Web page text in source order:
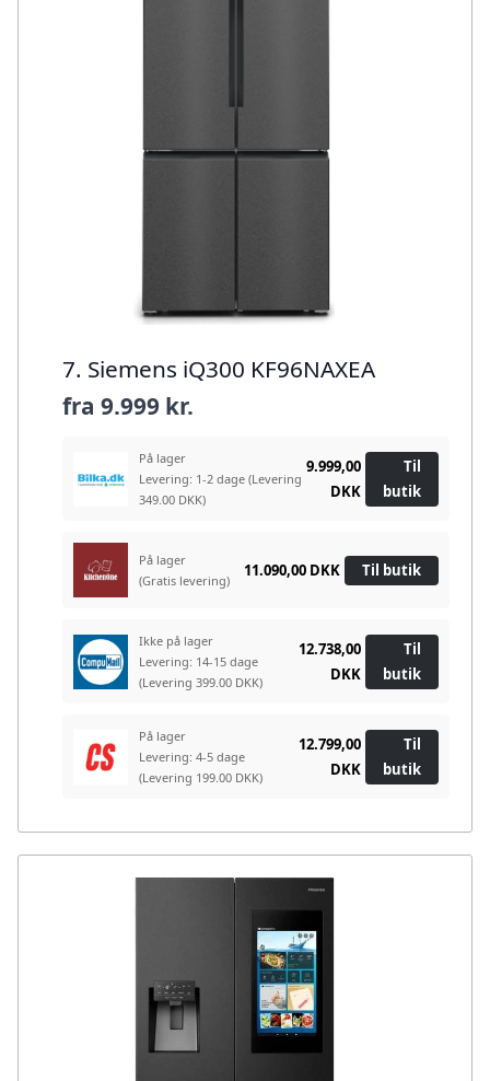
7. Siemens iQ300 KF96NAXEA
fra 9.999 kr.
På lager
Levering: 1-2 dage (Levering
349.00 DKK)
9.999,00
DKK
Til
butik
På lager
(Gratis levering)
11.090,00 DKK Til butik
Ikke på lager
Levering: 14-15 dage
(Levering 399.00 DKK)
12.738,00
DKK
Til
butik
På lager
Levering: 4-5 dage
(Levering 199.00 DKK)
12.799,00
DKK
Til
butik